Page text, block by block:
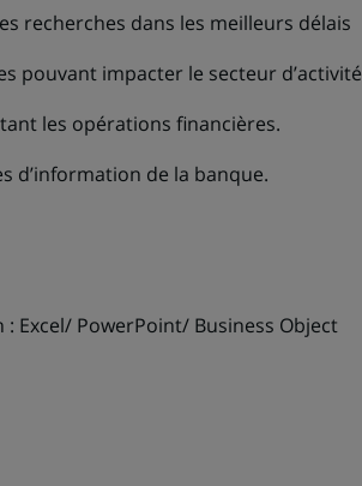
recherches dans les meilleurs délais
pouvant impacter le secteur d’activité
les opérations financières.
d’information de la banque.
Excel/ PowerPoint/ Business Object